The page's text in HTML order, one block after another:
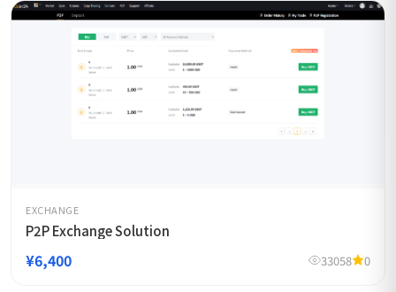
EXCHANGE
P2P Exchange Solution
¥6,400 33058 0